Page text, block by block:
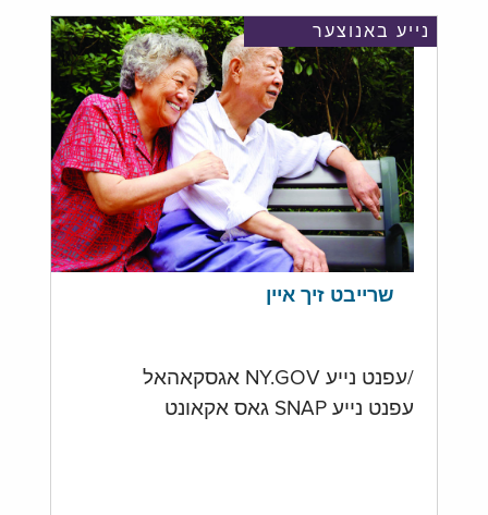
נייע באנוצער
שרייבט זיך איין
/עפנט נייע NY.GOV אגסקאהאל
עפנט נייע SNAP גאס אקאונט